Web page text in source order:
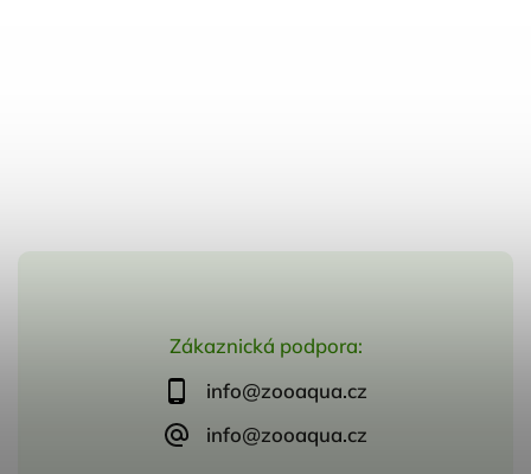
Zákaznická podpora:
info@zooaqua.cz
info@zooaqua.cz